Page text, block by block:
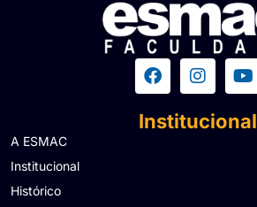
Institucional
A ESMAC
Institucional
Histórico